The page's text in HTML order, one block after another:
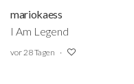
mariokaess
I Am Legend
vor 28 Tagen